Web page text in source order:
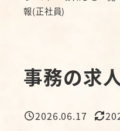
報(正社員)
事務の求
投稿日
2026.06.17
更新